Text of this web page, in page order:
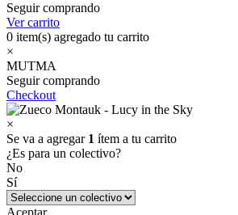
Seguir comprando
Ver carrito
0 item(s) agregado tu carrito
×
MUTMA
Seguir comprando
Checkout
×
Se va a agregar 1 ítem a tu carrito
¿Es para un colectivo?
No
Sí
Aceptar